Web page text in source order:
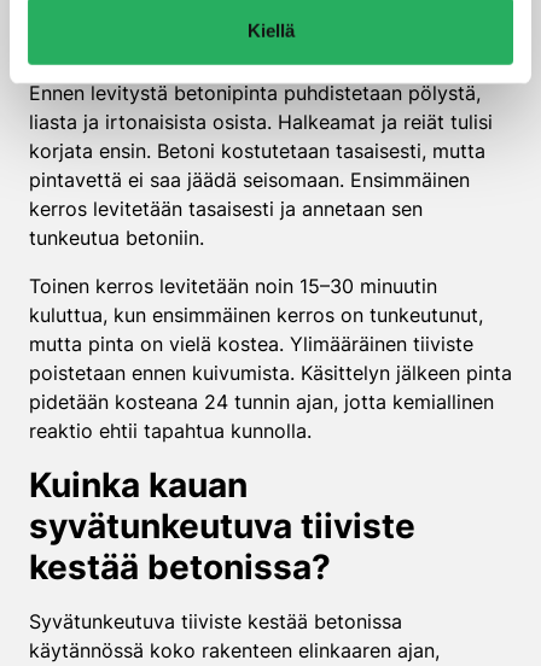
Kiellä
tehdään yleensä kahdessa kerroksessa.
Ennen levitystä betonipinta puhdistetaan pölystä,
liasta ja irtonaisista osista. Halkeamat ja reiät tulisi
korjata ensin. Betoni kostutetaan tasaisesti, mutta
pintavettä ei saa jäädä seisomaan. Ensimmäinen
kerros levitetään tasaisesti ja annetaan sen
tunkeutua betoniin.
Toinen kerros levitetään noin 15–30 minuutin
kuluttua, kun ensimmäinen kerros on tunkeutunut,
mutta pinta on vielä kostea. Ylimääräinen tiiviste
poistetaan ennen kuivumista. Käsittelyn jälkeen pinta
pidetään kosteana 24 tunnin ajan, jotta kemiallinen
reaktio ehtii tapahtua kunnolla.
Kuinka kauan
syvätunkeutuva tiiviste
kestää betonissa?
Syvätunkeutuva tiiviste kestää betonissa
käytännössä koko rakenteen elinkaaren ajan,